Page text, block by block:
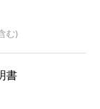
む)
書